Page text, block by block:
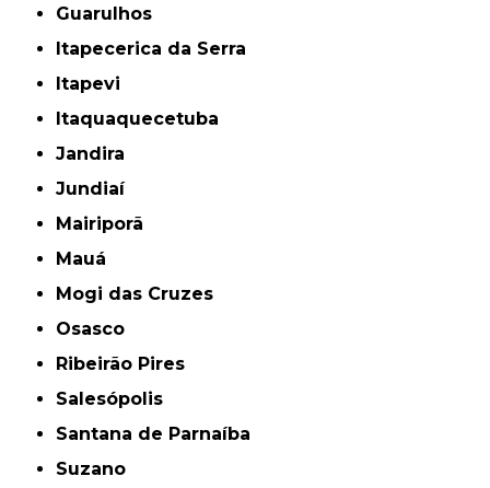
Guarulhos
Itapecerica da Serra
Itapevi
Itaquaquecetuba
Jandira
Jundiaí
Mairiporã
Mauá
Mogi das Cruzes
Osasco
Ribeirão Pires
Salesópolis
Santana de Parnaíba
Suzano